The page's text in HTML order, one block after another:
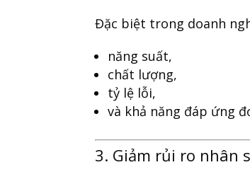
Đặc biệt trong doanh
năng suất,
chất lượng,
tỷ lệ lỗi,
và khả năng đáp ứng
3. Giảm rủi ro nhân